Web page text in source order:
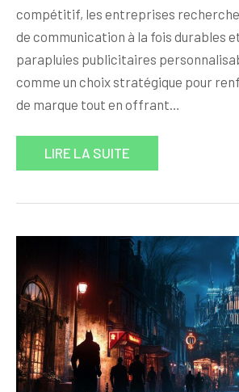
compétitif, les entreprises
de communication à la fois durables
parapluies publicitaires
comme un choix stratégique pour
de marque tout en offrant…
LIRE LA SUITE